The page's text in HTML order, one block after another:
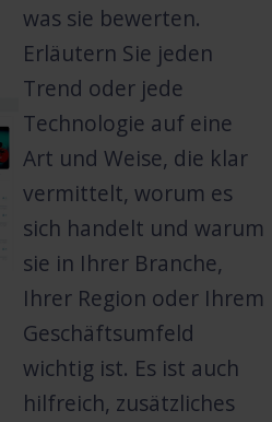
was sie bewerten.
Erläutern Sie jeden
Trend oder jede
Technologie auf eine
Art und Weise, die klar
vermittelt, worum es
sich handelt und warum
sie in Ihrer Branche,
Ihrer Region oder Ihrem
Geschäftsumfeld
wichtig ist. Es ist auch
hilfreich, zusätzliches